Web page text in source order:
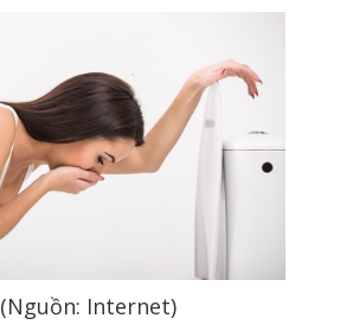
(Nguồn: Internet)